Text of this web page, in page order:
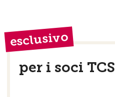
esclusivo
per i soci TCS